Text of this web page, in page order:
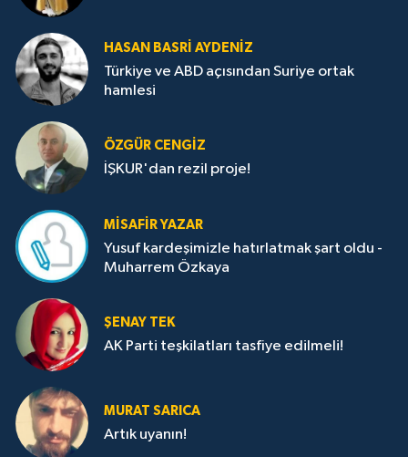
HASAN BASRI AYDENIZ
Türkiye ve ABD açısından Suriye ortak
hamlesi
ÖZGÜR CENGIZ
İŞKUR'dan rezil proje!
MISAFIR YAZAR
Yusuf kardeşimizle hatırlatmak şart oldu -
Muharrem Özkaya
ŞENAY TEK
AK Parti teşkilatları tasfiye edilmeli!
MURAT SARICA
Artık uyanın!